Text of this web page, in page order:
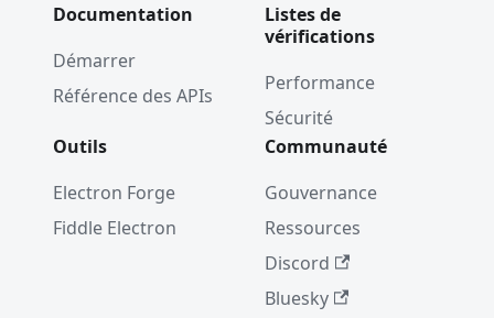
Documentation
Démarrer
Référence des APIs
Listes de
vérifications
Performance
Sécurité
Outils
Electron Forge
Fiddle Electron
Communauté
Gouvernance
Ressources
Discord
Bluesky